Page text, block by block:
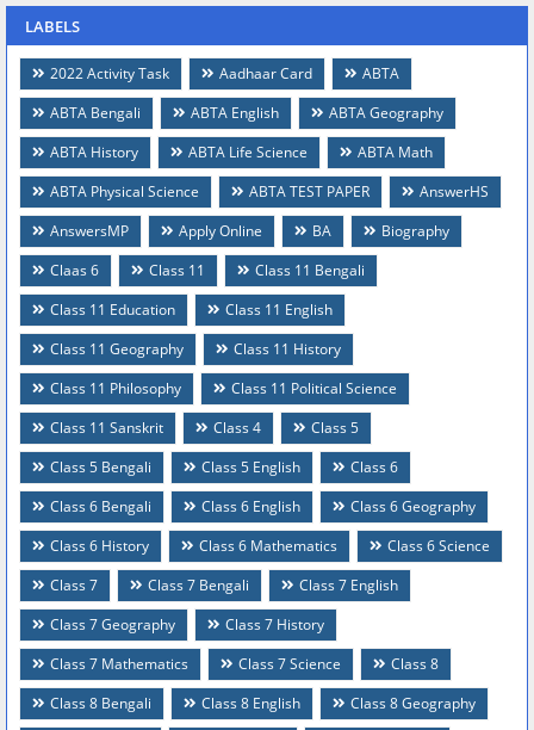
LABELS
2022 Activity Task Aadhaar Card
ABTA
ABTA Bengali
ABTA English
ABTA Geography
ABTA History
ABTA Life Science
ABTA Math
ABTA Physical Science
ABTA TEST PAPER
AnswerHS
AnswersMP
Apply Online BA
Biography
Claas 6
Class 11
Class 11 Bengali
Class 11 Education
Class 11 English
Class 11 Geography
Class 11 History
Class 11 Philosophy
Class 11 Political Science
Class 11 Sanskrit
Class 4
Class 5
Class 5 Bengali
Class 5 English
Class 6
Class 6 Bengali
Class 6 English
Class 6 Geography
Class 6 History
Class 6 Mathematics
Class 6 Science
Class 7
Class 7 Bengali
Class 7 English
Class 7 Geography
Class 7 History
Class 7 Mathematics
Class 7 Science
Class 8
Class 8 Bengali
Class 8 English
Class 8 Geography